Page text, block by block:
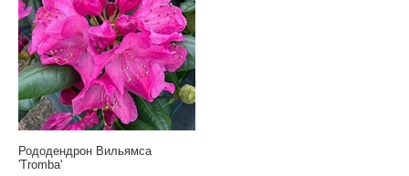
Рододендрон Вильямса
'Tromba'